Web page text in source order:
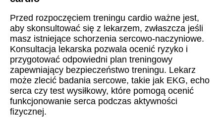
Przed rozpoczęciem treningu cardio ważne jest,
aby skonsultować się z lekarzem, zwłaszcza jeśli
masz istniejące schorzenia sercowo-naczyniowe.
Konsultacja lekarska pozwala ocenić ryzyko i
przygotować odpowiedni plan treningowy
zapewniający bezpieczeństwo treningu. Lekarz
może zlecić badania sercowe, takie jak EKG, echo
serca czy test wysiłkowy, które pomogą ocenić
funkcjonowanie serca podczas aktywności
fizycznej.